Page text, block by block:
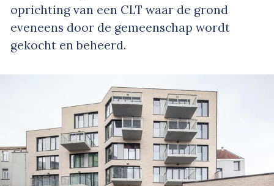
oprichting van een CLT waar de grond
eveneens door de gemeenschap wordt
gekocht en beheerd.